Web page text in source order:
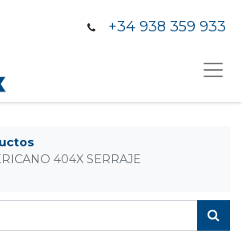
+34 938 359 933
404X SERRAJE